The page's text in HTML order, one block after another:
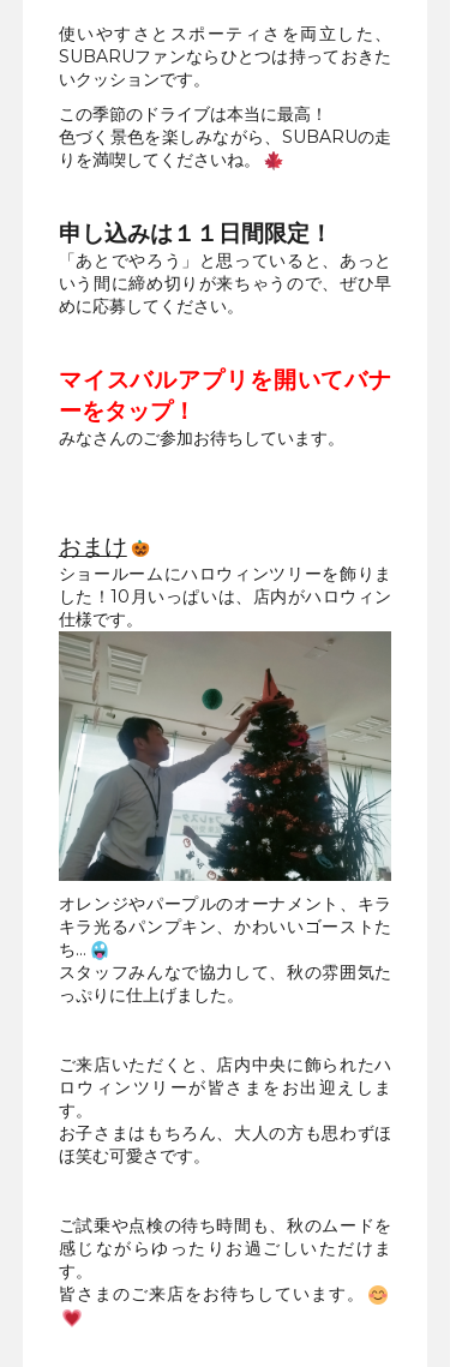
使いやすさとスポーティさを両立した、
SUBARUファンならひとつは持っておきた
いクッションです。
この季節のドライブは本当に最高！
色づく景色を楽しみながら、SUBARUの走
りを満喫してくださいね。
申し込みは１１日間限定！
「あとでやろう」と思っていると、あっと
いう間に締め切りが来ちゃうので、ぜひ早
めに応募してください。
マイスバルアプリを開いてバナ
ーをタップ！
みなさんのご参加お待ちしています。
おまけ
ショールームにハロウィンツリーを飾りま
した！10月いっぱいは、店内がハロウィン
仕様です。
オレンジやパープルのオーナメント、キラ
キラ光るパンプキン、かわいいゴーストた
ち…
スタッフみんなで協力して、秋の雰囲気た
っぷりに仕上げました。
ご来店いただくと、店内中央に飾られたハ
ロウィンツリーが皆さまをお出迎えしま
す。
お子さまはもちろん、大人の方も思わずほ
ほ笑む可愛さです。
ご試乗や点検の待ち時間も、秋のムードを
感じながらゆったりお過ごしいただけま
す。
皆さまのご来店をお待ちしています。